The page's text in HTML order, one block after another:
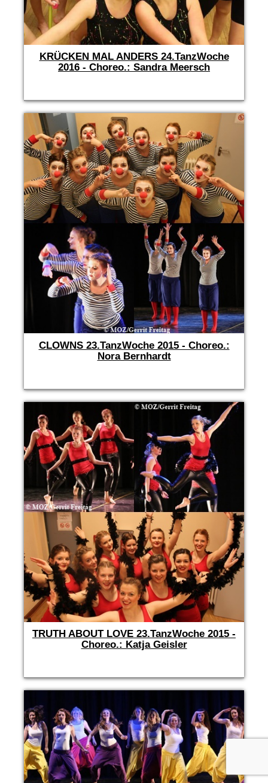
KRÜCKEN MAL ANDERS 24.TanzWoche
2016 - Choreo.: Sandra Meersch
CLOWNS 23.TanzWoche 2015 - Choreo.:
Nora Bernhardt
TRUTH ABOUT LOVE 23.TanzWoche 2015 -
Choreo.: Katja Geisler